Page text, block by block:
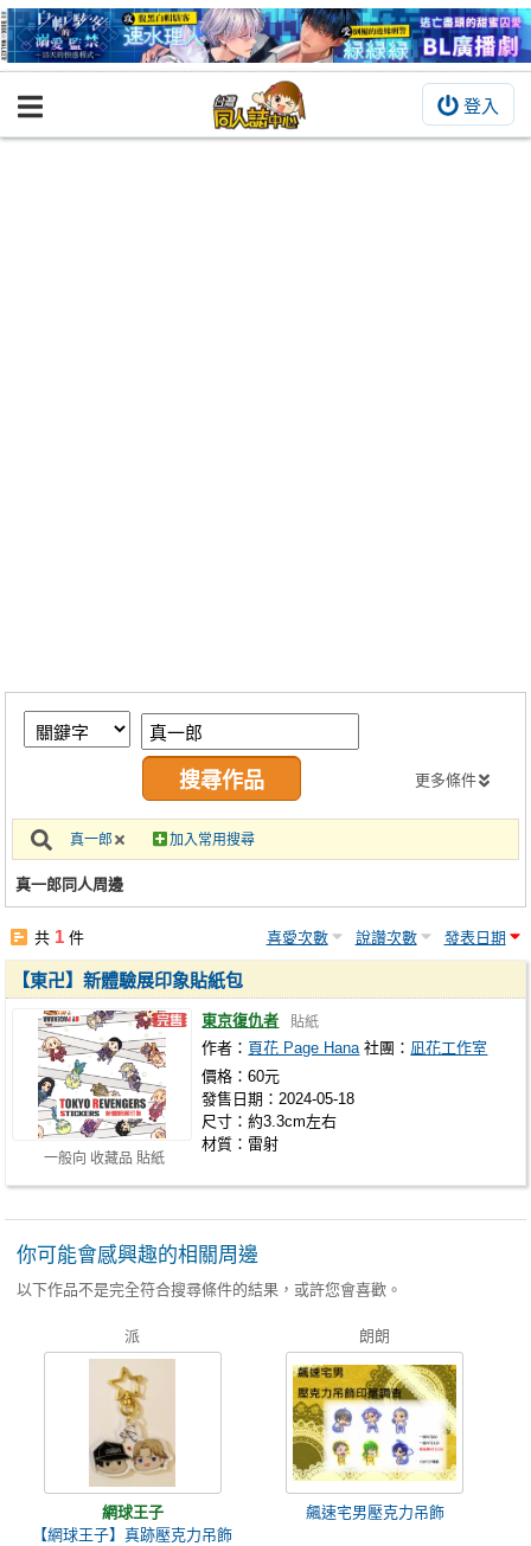
登入
BOOKY書集倉庫
繪圖藝廊
交流中心
攤位轉讓區
會員功能選單
註冊會員
更多條件
真一郎 加入常用搜尋
真一郎同人周邊
共 1 件 喜愛次數 說讚次數 發表日期
一般向 收藏品 貼紙
【東卍】新體驗展印象貼紙包
東京復仇者 貼紙
作者： 頁花 Page Hana 社團： 凪花工作室
價格：60元
發售日期：2024-05-18
尺寸：約3.3cm左右
材質：雷射
你可能會感興趣的相關周邊
以下作品不是完全符合搜尋條件的結果，或許您會喜歡。
派
網球王子
【網球王子】真跡壓克力吊飾
朗朗
飆速宅男壓克力吊飾